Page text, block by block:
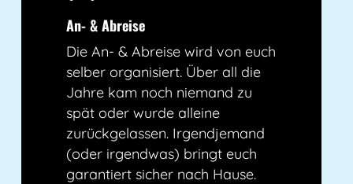
An- & Abreise
Die An- & Abreise wird von euch
selber organisiert. Über all die
Jahre kam noch niemand zu
spät oder wurde alleine
zurückgelassen. Irgendjemand
(oder irgendwas) bringt euch
garantiert sicher nach Hause.